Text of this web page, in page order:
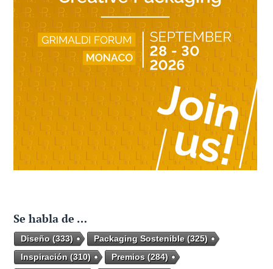
Se habla de …
Diseño (333) Packaging Sostenible(325)
Inspiración (310) Premios(284)